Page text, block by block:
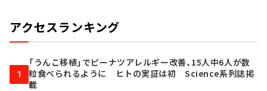
アクセスランキング
1
「うんこ移植」でピーナツアレルギー改善、15人中6人が数
粒食べられるように ヒトの実証は初 Science系列誌掲
載